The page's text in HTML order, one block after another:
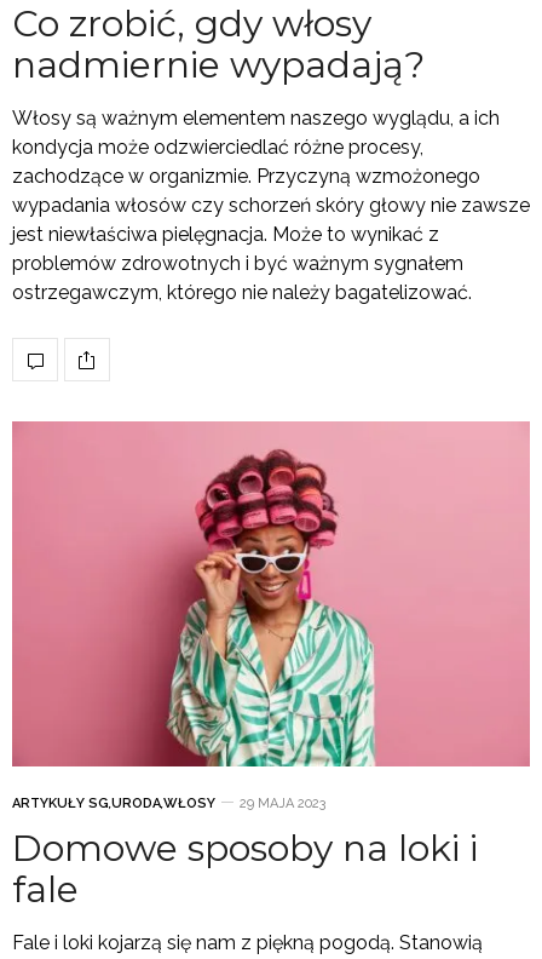
Co zrobić, gdy włosy
nadmiernie wypadają?
Włosy są ważnym elementem naszego wyglądu, a ich
kondycja może odzwierciedlać różne procesy,
zachodzące w organizmie. Przyczyną wzmożonego
wypadania włosów czy schorzeń skóry głowy nie zawsze
jest niewłaściwa pielęgnacja. Może to wynikać z
problemów zdrowotnych i być ważnym sygnałem
ostrzegawczym, którego nie należy bagatelizować.
ARTYKUŁY SG,URODA,WŁOSY 29 MAJA 2023
Domowe sposoby na loki i
fale
Fale i loki kojarzą się nam z piękną pogodą. Stanowią